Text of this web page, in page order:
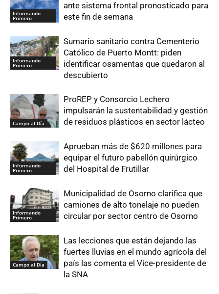
Informando
Primero
ante sistema frontal pronosticado para
este fin de semana
Informando
Primero
Sumario sanitario contra Cementerio
Católico de Puerto Montt: piden
identificar osamentas que quedaron al
descubierto
Campo al Día
ProREP y Consorcio Lechero
impulsarán la sustentabilidad y gestión
de residuos plásticos en sector lácteo
Informando
Primero
Aprueban más de $620 millones para
equipar el futuro pabellón quirúrgico
del Hospital de Frutillar
Informando
Primero
Municipalidad de Osorno clarifica que
camiones de alto tonelaje no pueden
circular por sector centro de Osorno
Campo al Día
Las lecciones que están dejando las
fuertes lluvias en el mundo agrícola del
país las comenta el Vice-presidente de
la SNA